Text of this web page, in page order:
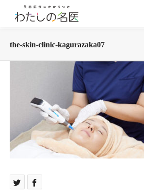
the-skin-clinic-kagurazaka07